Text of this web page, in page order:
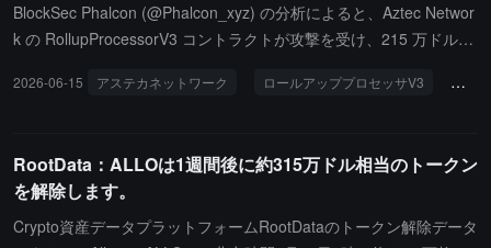
BlockSec Phalcon (@Phalcon_xyz) の分析によると、Aztec Networ
k の RollupProcessorV3 コントラクトが攻撃を受け、215 万ドル以
明によって強制された取引セットに適切にバインドされていなかっ
の預金を決済ロジックによって処理されていないスロットに移動さ
せ、decreasePendingDepositBalance() 関数を回避し、無担保のプ
ライベート残高を不正に作成した後、通常の決済プロセスを通じて
2026-06-15 アステカネットワーク ロールアッププロセッサV3 攻撃
RootData：ALLOは1週間後に約315万ドル相当のトークン
を解除します。
Crypto資産データプラットフォームRootDataのトークン解除データ